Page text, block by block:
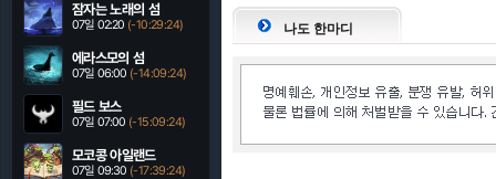
잠자는 노래의 섬
07일 02:20 (-10:29:23)
에라스모의 섬
07일 06:00 (-14:09:23)
필드 보스
07일 07:00 (-15:09:23)
모코콩 아일랜드
07일 09:30 (-17:39:23)
나도 한마디